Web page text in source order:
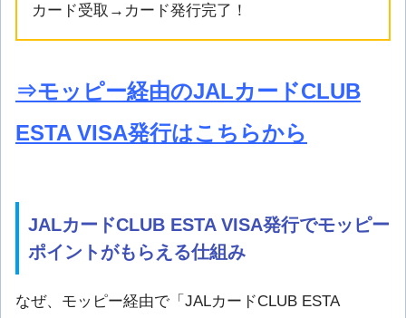
カード受取→カード発行完了！
⇒モッピー経由のJALカードCLUB
ESTA VISA発行はこちらから
JALカードCLUB ESTA VISA発行でモッピー
ポイントがもらえる仕組み
なぜ、モッピー経由で「JALカードCLUB ESTA